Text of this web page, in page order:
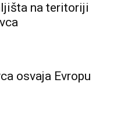
na teritoriji
osvaja Evropu